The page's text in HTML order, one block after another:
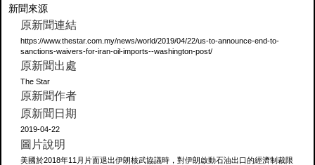
新聞來源
原新聞連結
https://www.thestar.com.my/news/world/2019/04/22/us-to-announce-end-to-
sanctions-waivers-for-iran-oil-imports--washington-post/
原新聞出處
The Star
原新聞作者
原新聞日期
2019-04-22
圖片說明
美國於2018年11月片面退出伊朗核武協議時，對伊朗啟動石油出口的經濟制裁限